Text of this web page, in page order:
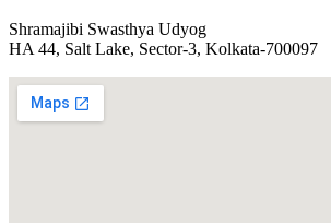
Shramajibi Swasthya Udyog
HA 44, Salt Lake, Sector-3, Kolkata-700097